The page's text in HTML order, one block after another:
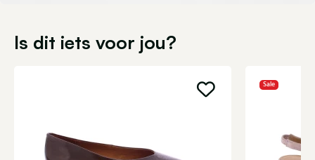
Is dit iets voor jou?
Sale